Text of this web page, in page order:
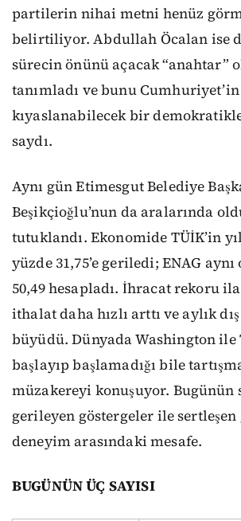
partilerin nihai metni henüz
belirtiliyor. Abdullah Öcalan ise
sürecin önünü açacak “anahtar”
tanımladı ve bunu
kıyaslanabilecek bir
saydı.
Aynı gün Etimesgut Belediye
Beşikçioğlu’nun da aralarında
tutuklandı. Ekonomide TÜİK’in
yüzde 31,75’e geriledi; ENAG
50,49 hesapladı. İhracat rekoru
ithalat daha hızlı arttı ve aylık
büyüdü. Dünyada Washington ile
başlayıp başlamadığı bile
müzakereyi konuşuyor. Bugünün
gerileyen göstergeler ile
deneyim arasındaki mesafe.
BUGÜNÜN ÜÇ SAYISI